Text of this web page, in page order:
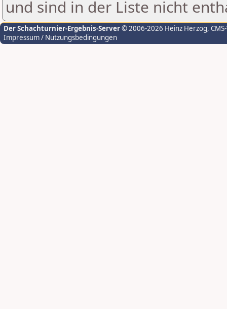
und sind in der Liste nicht
Der Schachturnier-Ergebnis-Server© 2006-2026 Heinz Herzog,
Impressum / Nutzungsbedingungen